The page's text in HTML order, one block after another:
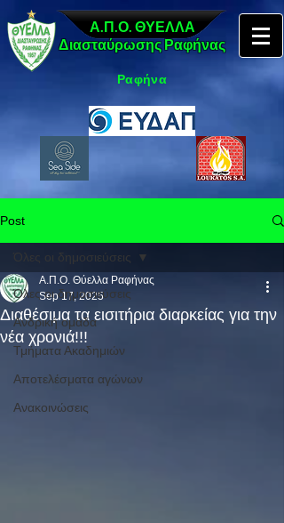
Α.Π.Ο. ΘΥΕΛΛΑ
Διασταύρωσης Ραφήνας
Ραφήνα
Post
Όλες οι δημοσιεύσεις
Ανδρική ομάδα
Τμήματα Ακαδημιών
Αποτελέσματα αγώνων
Ανακοινώσεις
Όλες οι δημοσιεύσεις
Διαθέσιμα τα εισιτήρια διαρκείας για την
νέα χρονιά!!!
Α.Π.Ο. Θύελλα Ραφήνας
Sep 17, 2025